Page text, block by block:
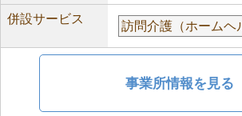
併設サービス
訪問介護（ホームヘ
事業所情報を見る